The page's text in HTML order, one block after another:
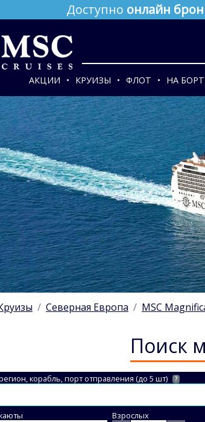
Доступно онлайн
АКЦИИ КРУИЗЫ ФЛОТ НА
Северная Европа MSC
Поиск
корабль, порт отправления (до 5 шт) ?
Взрослых